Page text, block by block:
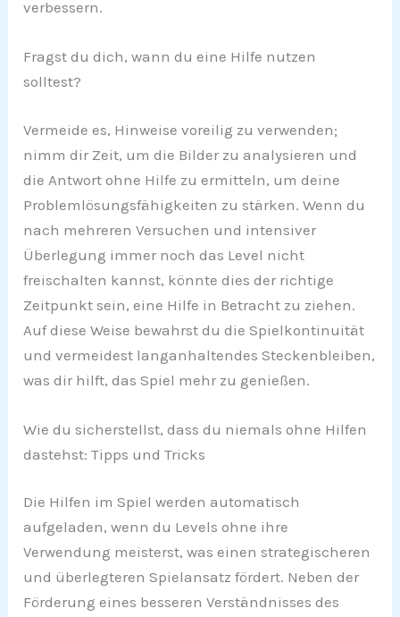
verbessern.
Fragst du dich, wann du eine Hilfe nutzen
solltest?
Vermeide es, Hinweise voreilig zu verwenden;
nimm dir Zeit, um die Bilder zu analysieren und
die Antwort ohne Hilfe zu ermitteln, um deine
Problemlösungsfähigkeiten zu stärken. Wenn du
nach mehreren Versuchen und intensiver
Überlegung immer noch das Level nicht
freischalten kannst, könnte dies der richtige
Zeitpunkt sein, eine Hilfe in Betracht zu ziehen.
Auf diese Weise bewahrst du die Spielkontinuität
und vermeidest langanhaltendes Steckenbleiben,
was dir hilft, das Spiel mehr zu genießen.
Wie du sicherstellst, dass du niemals ohne Hilfen
dastehst: Tipps und Tricks
Die Hilfen im Spiel werden automatisch
aufgeladen, wenn du Levels ohne ihre
Verwendung meisterst, was einen strategischeren
und überlegteren Spielansatz fördert. Neben der
Förderung eines besseren Verständnisses des